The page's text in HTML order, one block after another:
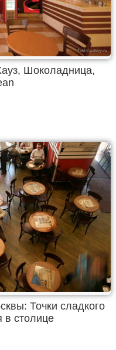
Шоколадница,
Точки сладкого
в столице